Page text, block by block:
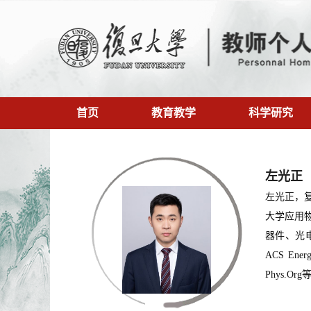
首页 教育教学 科学研究
左光正
左光正，
大学应用
器件、光
ACS
Phys.Org